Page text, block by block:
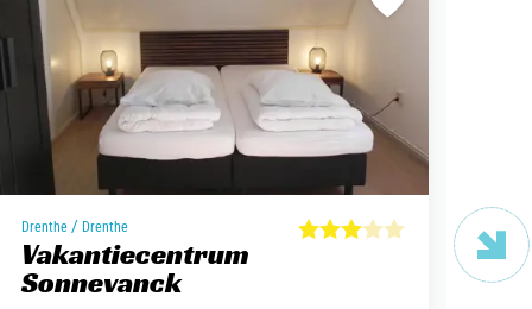
Drenthe/ Drenthe
Vakantiecentrum
Sonnevanck